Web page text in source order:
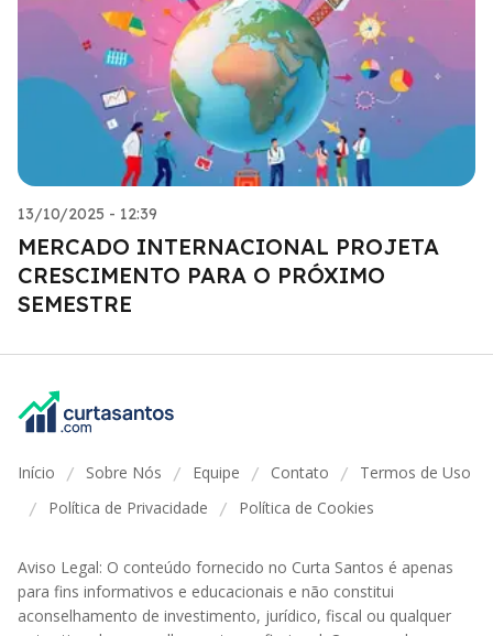
13/10/2025 - 12:39
MERCADO INTERNACIONAL PROJETA
CRESCIMENTO PARA O PRÓXIMO
SEMESTRE
Início / Sobre Nós / Equipe / Contato / Termos de Uso
/ Política de Privacidade / Política de Cookies
Aviso Legal: O conteúdo fornecido no Curta Santos é apenas
para fins informativos e educacionais e não constitui
aconselhamento de investimento, jurídico, fiscal ou qualquer